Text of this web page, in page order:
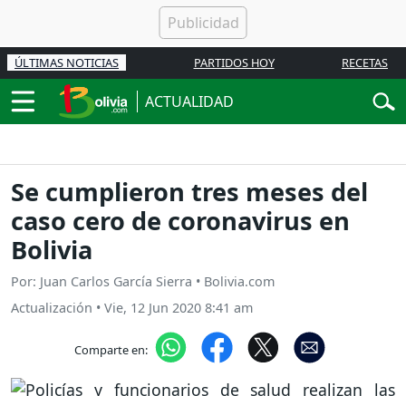
ÚLTIMAS NOTICIAS PARTIDOS HOY RECETAS
ACTUALIDAD
Se cumplieron tres meses del
caso cero de coronavirus en
Bolivia
Por: Juan Carlos García Sierra • Bolivia.com
Actualización • Vie, 12 Jun 2020 8:41 am
Comparte en: